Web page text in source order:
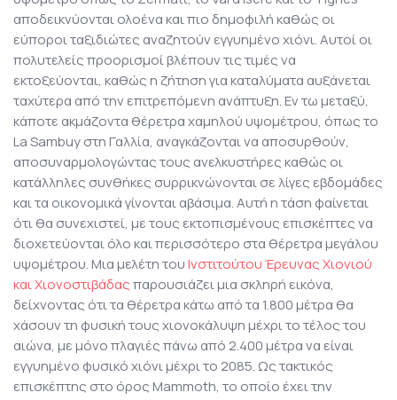
αποδεικνύονται ολοένα και πιο δημοφιλή καθώς οι
εύποροι ταξιδιώτες αναζητούν εγγυημένο χιόνι. Αυτοί οι
πολυτελείς προορισμοί βλέπουν τις τιμές να
εκτοξεύονται, καθώς η ζήτηση για καταλύματα αυξάνεται
ταχύτερα από την επιτρεπόμενη ανάπτυξη. Εν τω μεταξύ,
κάποτε ακμάζοντα θέρετρα χαμηλού υψομέτρου, όπως το
La Sambuy στη Γαλλία, αναγκάζονται να αποσυρθούν,
αποσυναρμολογώντας τους ανελκυστήρες καθώς οι
κατάλληλες συνθήκες συρρικνώνονται σε λίγες εβδομάδες
και τα οικονομικά γίνονται αβάσιμα. Αυτή η τάση φαίνεται
ότι θα συνεχιστεί, με τους εκτοπισμένους επισκέπτες να
διοχετεύονται όλο και περισσότερο στα θέρετρα μεγάλου
υψομέτρου. Μια μελέτη τουΙνστιτούτου Έρευνας Χιονιού
και Χιονοστιβάδαςπαρουσιάζει μια σκληρή εικόνα,
δείχνοντας ότι τα θέρετρα κάτω από τα 1.800 μέτρα θα
χάσουν τη φυσική τους χιονοκάλυψη μέχρι το τέλος του
αιώνα, με μόνο πλαγιές πάνω από 2.400 μέτρα να είναι
εγγυημένο φυσικό χιόνι μέχρι το 2085. Ως τακτικός
επισκέπτης στο όρος Mammoth, το οποίο έχει την